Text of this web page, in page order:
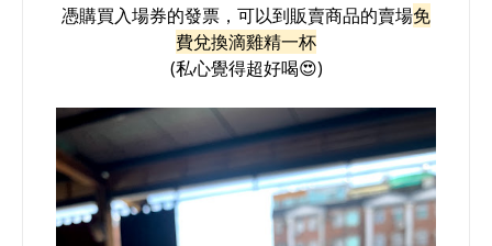
憑購買入場券的發票，可以到販賣商品的賣場免
費兌換滴雞精一杯
(私心覺得超好喝😍)